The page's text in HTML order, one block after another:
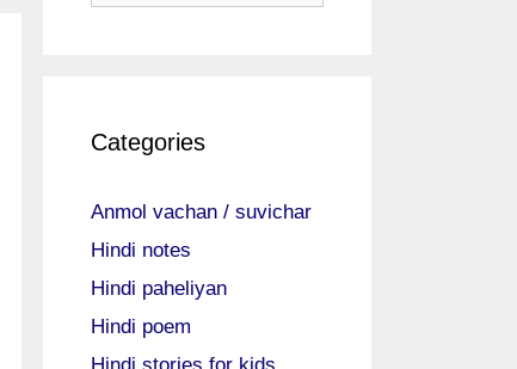
Categories
Anmol vachan / suvichar
Hindi notes
Hindi paheliyan
Hindi poem